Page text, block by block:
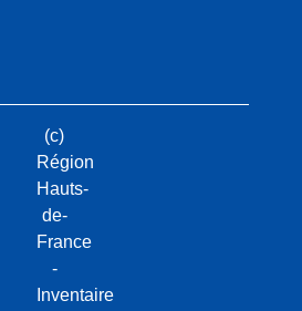
(c)
Région
Hauts-
de-
France
-
Inventaire